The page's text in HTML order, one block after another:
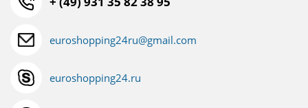
euroshopping24ru@gmail.com
euroshopping24.ru